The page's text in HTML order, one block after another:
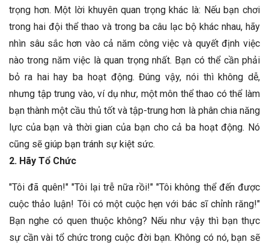
trọng hơn. Một lời khuyên quan trọng khác là: Nếu bạn chơi
trong hai đội thể thao và trong ba câu lạc bộ khác nhau, hãy
nhìn sâu sắc hơn vào cả năm công việc và quyết định việc
nào trong năm việc là quan trọng nhất. Bạn có thể cần phải
bỏ ra hai hay ba hoạt động. Đúng vậy, nói thì không dễ,
nhưng tập trung vào, ví dụ như, một môn thể thao có thể làm
bạn thành một cầu thủ tốt và tập-trung hơn là phân chia năng
lực của bạn và thời gian của bạn cho cả ba hoạt động. Nó
cũng sẽ giúp bạn tránh sự kiệt sức.
2. Hãy Tổ Chức
"Tôi đã quên!" "Tôi lại trễ nữa rồi!" "Tôi không thể đến được
cuộc thảo luận! Tôi có một cuộc hẹn với bác sĩ chỉnh răng!"
Bạn nghe có quen thuộc không? Nếu như vậy thì bạn thực
sự cần vài tổ chức trong cuộc đời bạn. Không có nó, bạn sẽ